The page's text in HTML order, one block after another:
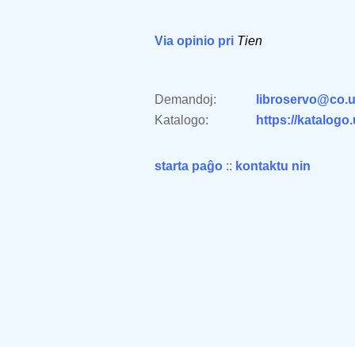
Via opinio pri Tien
Demandoj:
Katalogo:
https://
starta paĝo :: kontaktu nin